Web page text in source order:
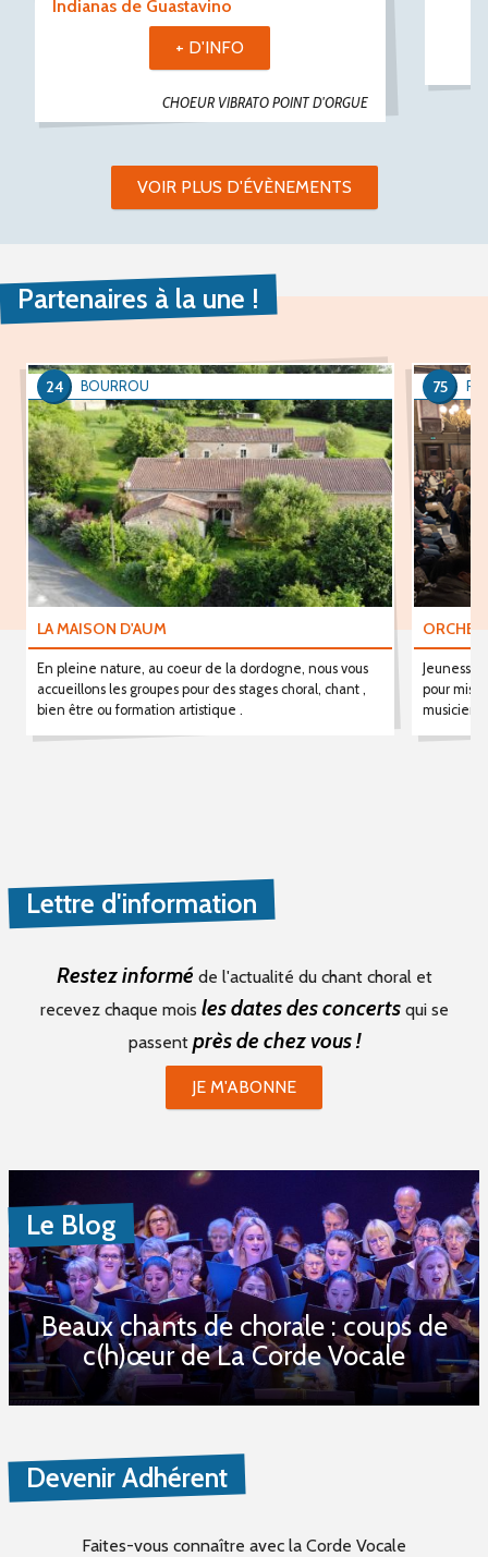
Indianas de Guastavino
CHOEUR VIBRATO POINT D'ORGUE
+ D'INFO
VOIR PLUS D'ÉVÈNEMENTS
Partenaires à la une !
LA MAISON D'AUM
En pleine nature, au coeur de la dordogne, nous vous
accueillons les groupes pour des stages choral, chant ,
bien être ou formation artistique .
BOURROU
24
pour
musiciens
75
Lettre d'information
Restez informé de l'actualité du chant choral et
recevez chaque mois les dates des concertsqui se
passent près de chez vous !
JE M'ABONNE
Le Blog
Beaux chants de chorale : coups de
c(h)œur de La Corde Vocale
Devenir Adhérent
Faites-vous connaître avec la Corde Vocale